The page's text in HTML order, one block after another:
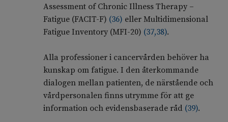
Assessment of Chronic Illness Therapy –
Fatigue (FACIT-F) (36) eller Multidimensional
Fatigue Inventory (MFI-20) (37,38).
Alla professioner i cancervården behöver ha
kunskap om fatigue. I den återkommande
dialogen mellan patienten, de närstående och
vårdpersonalen finns utrymme för att ge
information och evidensbaserade råd (39).